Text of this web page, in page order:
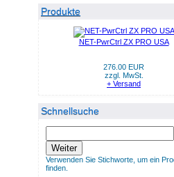
Produkte
NET-PwrCtrl ZX PRO USA
276.00 EUR
zzgl. MwSt.
+ Versand
Schnellsuche
Weiter
Verwenden Sie Stichworte, um ein
finden.